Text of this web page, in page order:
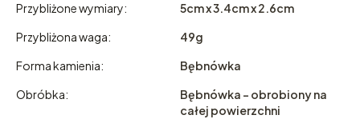
Przybliżone wymiary:
5cm x 3.4cm x 2.6cm
Przybliżona waga:
49g
Forma kamienia:
Bębnówka
Obróbka:
Bębnówka - obrobiony na
całej powierzchni